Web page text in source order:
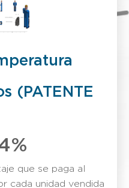
(PATENTE
que se paga al
cada unidad vendida